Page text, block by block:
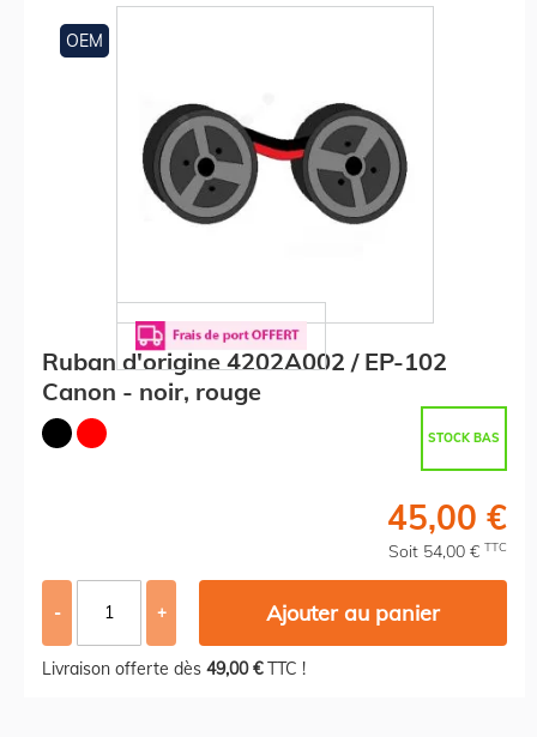
OEM
Ruban d'origine 4202A002 / EP-102
Canon - noir, rouge
STOCK BAS
45,00 €
Soit 54,00 € TTC
- + Ajouter au panier
Livraison offerte dès 49,00 €TTC !